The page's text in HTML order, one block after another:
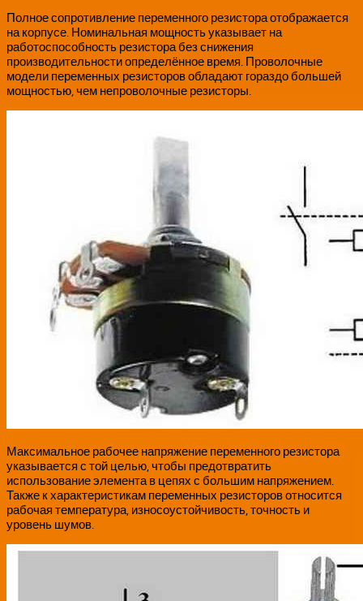
Полное сопротивление переменного резистора отображается
на корпусе. Номинальная мощность указывает на
работоспособность резистора без снижения
производительности определённое время. Проволочные
модели переменных резисторов обладают гораздо большей
мощностью, чем непроволочные резисторы.
Максимальное рабочее напряжение переменного резистора
указывается с той целью, чтобы предотвратить
использование элемента в цепях с большим напряжением.
Также к характеристикам переменных резисторов относится
рабочая температура, износоустойчивость, точность и
уровень шумов.